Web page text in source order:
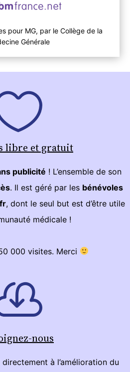
pour MG, par le Collège de la
Générale
libre et gratuit
publicité ! L’ensemble de son
. Il est géré par les bénévoles
, dont le seul but est d’être utile
médicale !
000 visites. Merci
nous
directement à l’amélioration du